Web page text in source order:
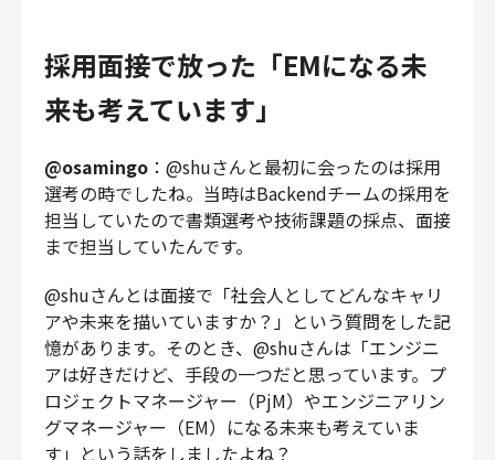
採用面接で放った「EMになる未
来も考えています」
@osamingo ：@shuさんと最初に会ったのは採用
選考の時でしたね。当時はBackendチームの採用を
担当していたので書類選考や技術課題の採点、面接
まで担当していたんです。
@shuさんとは面接で「社会人としてどんなキャリ
アや未来を描いていますか？」という質問をした記
憶があります。そのとき、@shuさんは「エンジニ
アは好きだけど、手段の一つだと思っています。プ
ロジェクトマネージャー（PjM）やエンジニアリン
グマネージャー（EM）になる未来も考えていま
す」という話をしましたよね？